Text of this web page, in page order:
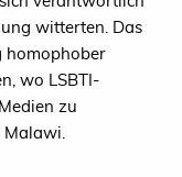
witterten. Das
homophober
wo LSBTI-
zu
Malawi.